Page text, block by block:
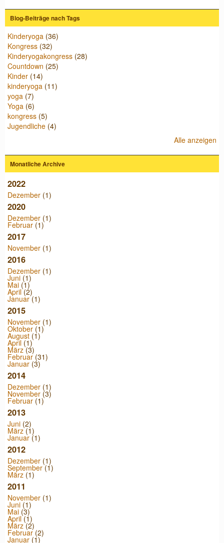
Blog-Beiträge nach Tags
Kinderyoga (36)
Kongress (32)
Kinderyogakongress (28)
Countdown (25)
Kinder (14)
kinderyoga (11)
yoga (7)
Yoga (6)
kongress (5)
Jugendliche (4)
Alle anzeigen
Monatliche Archive
2022
Dezember (1)
2020
Dezember (1)
Februar (1)
2017
November (1)
2016
Dezember (1)
Juni (1)
Mai (1)
April(2)
Januar(1)
2015
November (1)
Oktober (1)
August (1)
April (1)
März(3)
Februar(31)
Januar (3)
2014
Dezember (1)
November (3)
Februar (1)
2013
Juni (2)
März(1)
Januar (1)
2012
Dezember (1)
September(1)
März (1)
2011
November (1)
Juni (1)
Mai (3)
April(1)
März(2)
Februar(2)
Januar (1)